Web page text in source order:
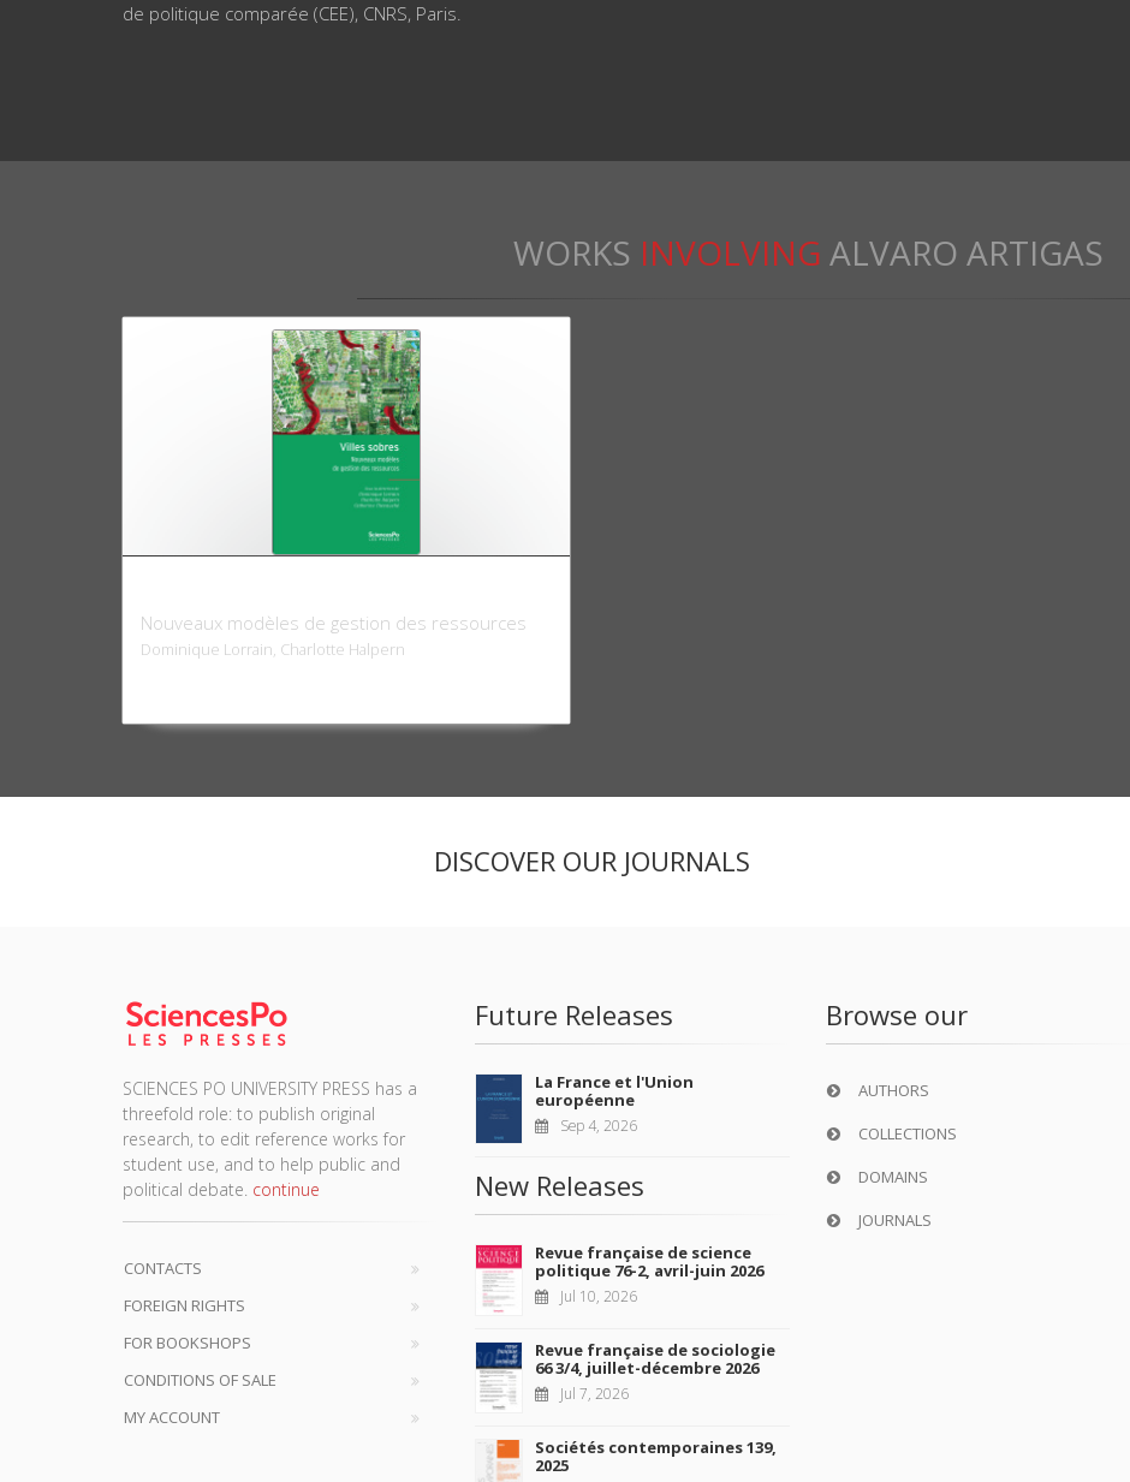
de politique comparée (CEE), CNRS, Paris.
WORKS INVOLVING ALVARO ARTIGAS
Nouveaux modèles de gestion des ressources
Dominique Lorrain, Charlotte Halpern
DISCOVER OUR JOURNALS
SCIENCES PO UNIVERSITY PRESS has a
threefold role: to publish original
research, to edit reference works for
student use, and to help public and
political debate. continue
CONTACTS
FOREIGN RIGHTS
FOR BOOKSHOPS
CONDITIONS OF SALE
MY ACCOUNT
Future Releases
La France et l'Union
européenne
Sep 4, 2026
New Releases
Revue française de science
politique 76-2, avril-juin 2026
Jul 10, 2026
Revue française de sociologie
66 3/4, juillet-décembre 2026
Jul 7, 2026
Sociétés contemporaines 139,
2025
Browse our
AUTHORS
COLLECTIONS
DOMAINS
JOURNALS